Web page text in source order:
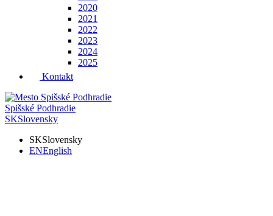
2020
2021
2022
2023
2024
2025
Kontakt
Spišské Podhradie
SKSlovensky
SKSlovensky
ENEnglish